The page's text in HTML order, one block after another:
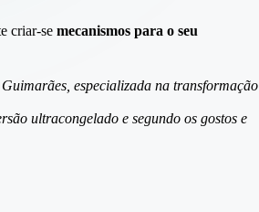
criar-se mecanismos para o seu
especializada na transformação
ultracongelado e segundo os gostos e